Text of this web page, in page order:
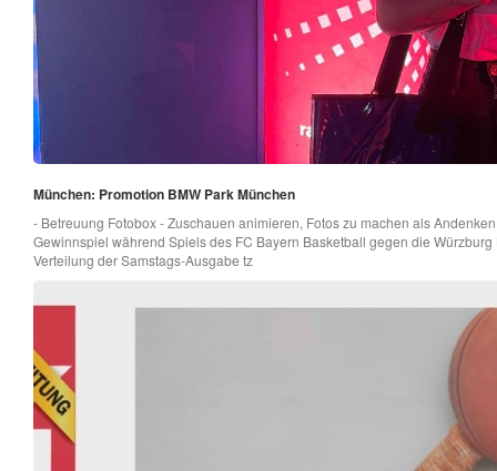
München: Promotion BMW Park München
- Betreuung Fotobox - Zuschauen animieren, Fotos zu machen als
Gewinnspiel während Spiels des FC Bayern Basketball gegen die
Verteilung der Samstags-Ausgabe tz